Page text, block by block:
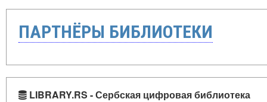
ПАРТНЁРЫ БИБЛИОТЕКИ
LIBRARY.RS - Сербская цифровая библиотека